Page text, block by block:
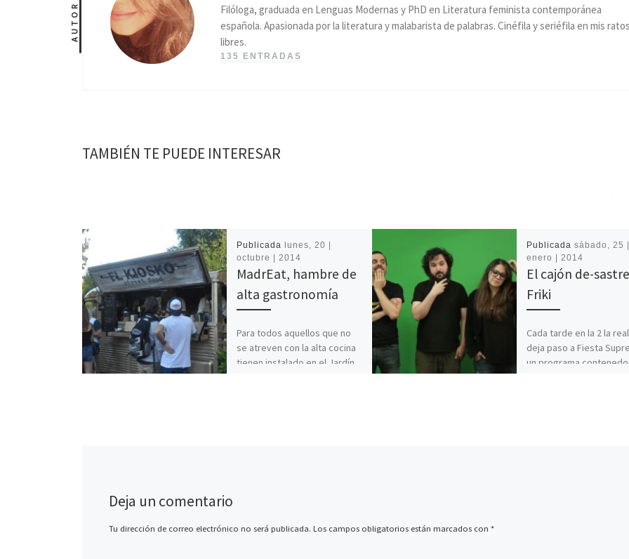
AUTOR
Filóloga, graduada en Lenguas Modernas y PhD en Literatura feminista contemporánea
española. Apasionada por la literatura y malabarista de palabras. Cinéfila y seriéfila en mis
libres.
135 ENTRADAS
TAMBIÉN TE PUEDE INTERESAR
Publicada
lunes, 20 |
octubre | 2014
MadrEat, hambre de
alta gastronomía
Para todos aquellos que no
se atreven con la alta cocina
tienen instalado en el Jardín
Publicada sábado, 25 |
enero | 2014
El cajón de-sastre
Friki
Cada tarde en la 2 la
deja paso a Fiesta
un programa
Deja un comentario
Tu dirección de correo electrónico no será publicada. Los campos obligatorios están marcados con *